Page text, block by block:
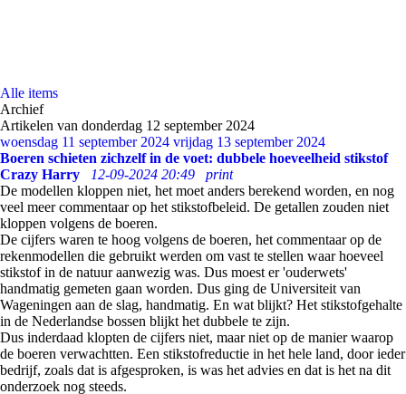
Alle items
Archief
Artikelen van donderdag 12 september 2024
woensdag 11 september 2024 vrijdag 13 september 2024
Boeren schieten zichzelf in de voet: dubbele hoeveelheid stikstof
Crazy Harry
12-09-2024 20:49
print
De modellen kloppen niet, het moet anders berekend worden, en nog
veel meer commentaar op het stikstofbeleid. De getallen zouden niet
kloppen volgens de boeren.
De cijfers waren te hoog volgens de boeren, het commentaar op de
rekenmodellen die gebruikt werden om vast te stellen waar hoeveel
stikstof in de natuur aanwezig was. Dus moest er 'ouderwets'
handmatig gemeten gaan worden. Dus ging de Universiteit van
Wageningen aan de slag, handmatig. En wat blijkt? Het stikstofgehalte
in de Nederlandse bossen blijkt het dubbele te zijn.
Dus inderdaad klopten de cijfers niet, maar niet op de manier waarop
de boeren verwachtten. Een stikstofreductie in het hele land, door ieder
bedrijf, zoals dat is afgesproken, is was het advies en dat is het na dit
onderzoek nog steeds.